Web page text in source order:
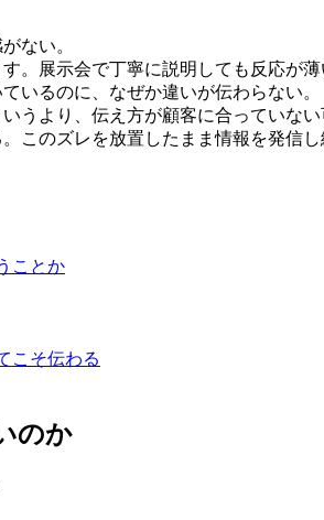
ない。
。展示会で丁寧に説明しても反応が
るのに、なぜか違いが伝わらない。
うより、伝え方が顧客に合っていない
このズレを放置したまま情報を発
ことか
こそ伝わる
のか